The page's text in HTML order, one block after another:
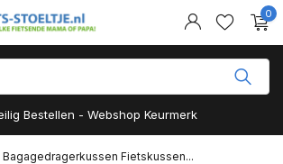
0
Bestellen - Webshop Keurmerk
Bagagedragerkussen Fietskussen...